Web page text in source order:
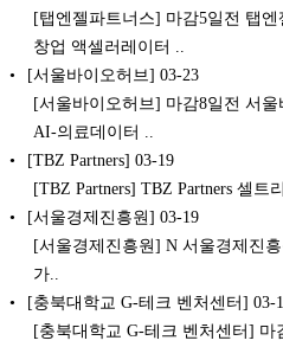
[탭엔젤파트너스] 마감5일전 탭
창업 액셀러레이터 ..
[서울바이오허브] 03-23
[서울바이오허브] 마감8일전 서
AI-의료데이터 ..
[TBZ Partners] 03-19
[TBZ Partners] TBZ Partners 셀트
[서울경제진흥원] 03-19
[서울경제진흥원] N 서울경제진
가..
[충북대학교 G-테크 벤처센터] 03-
[충북대학교 G-테크 벤처센터] 마